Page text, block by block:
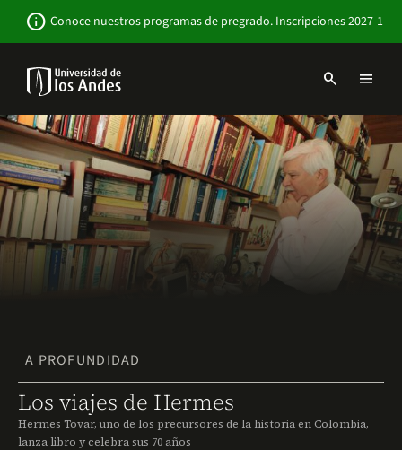
contenido
info Conoce nuestros programas de pregrado. Inscripciones 2027-1
Navbar
-
Sitio
Institucional
search menu
A PROFUNDIDAD
Los viajes de Hermes
Hermes Tovar, uno de los precursores de la historia en Colombia,
lanza libro y celebra sus 70 años